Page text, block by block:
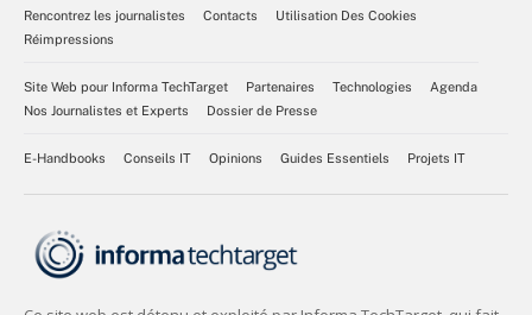
Rencontrez les journalistes
Contacts
Utilisation Des Cookies
Réimpressions
Site Web pour Informa TechTarget Partenaires Technologies
Agenda
Nos Journalistes et Experts
Dossier de Presse
E-Handbooks Conseils IT Opinions Guides Essentiels Projets IT